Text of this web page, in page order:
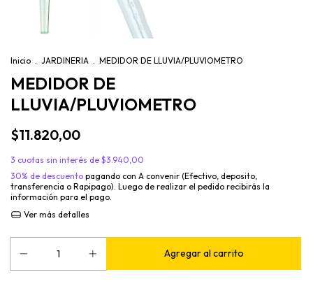
Inicio JARDINERIA MEDIDOR DE LLUVIA/PLUVIOMETRO
MEDIDOR DE
LLUVIA/PLUVIOMETRO
$11.820,00
3 cuotas sin interés de $3.940,00
30% de descuento pagando con A convenir (Efectivo, deposito,
transferencia o Rapipago). Luego de realizar el pedido recibirás la
información para el pago.
Ver más detalles